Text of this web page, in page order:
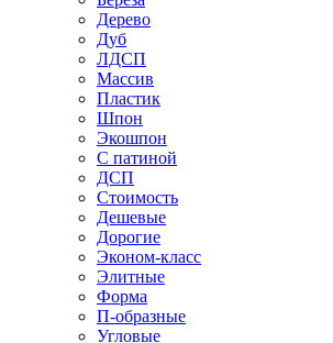
Дерево
Дуб
ЛДСП
Массив
Пластик
Шпон
Экошпон
С патиной
ДСП
Стоимость
Дешевые
Дорогие
Эконом-класс
Элитные
Форма
П-образные
Угловые